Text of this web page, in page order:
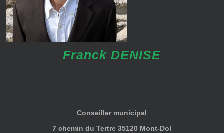
Franck DENISE
Conseiller municipal
7 chemin du Tertre 35120 Mont-Dol